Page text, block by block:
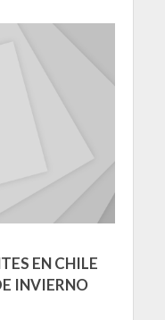
EN CHILE
INVIERNO